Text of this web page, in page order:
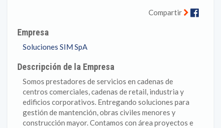
Compartir
Empresa
Soluciones SIM SpA
Descripción de la Empresa
Somos prestadores de servicios en cadenas de
centros comerciales, cadenas de retail, industria y
edificios corporativos. Entregando soluciones para
gestión de mantención, obras civiles menores y
construcción mayor. Contamos con área proyectos e